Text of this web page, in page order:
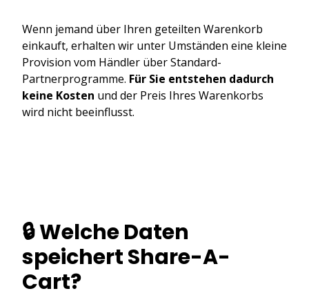
Wenn jemand über Ihren geteilten Warenkorb
einkauft, erhalten wir unter Umständen eine kleine
Provision vom Händler über Standard-
Partnerprogramme. Für Sie entstehen dadurch
keine Kosten und der Preis Ihres Warenkorbs
wird nicht beeinflusst.
🔒 Welche Daten
speichert Share-A-
Cart?